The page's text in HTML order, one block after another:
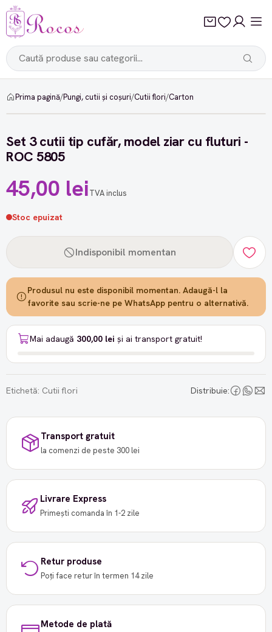
Prima pagină/Pungi, cutii și coșuri/Cutii flori/Carton
Set 3 cutii tip cufăr, model ziar cu fluturi -
ROC 5805
45,00 leiTVA inclus
Stoc epuizat
Indisponibil momentan
Produsul nu este disponibil momentan. Adaugă-l la
favorite sau scrie-ne pe WhatsApp pentru o alternativă.
Mai adaugă 300,00 lei și ai transport gratuit!
Etichetă: Cutii flori Distribuie:
Transport gratuit
la comenzi de peste 300 lei
Livrare Express
Primești comanda în 1-2 zile
Retur produse
Poți face retur în termen 14 zile
Metode de plată